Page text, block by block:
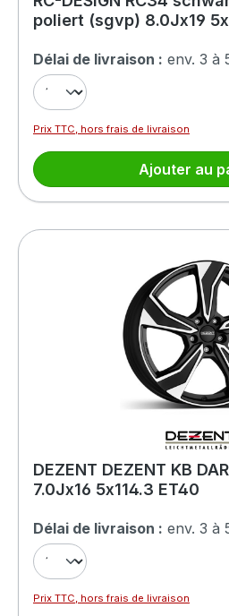
poliert (sgvp) 8.0Jx19
Délai de livraison : env. 3 à
Prix TTC, hors frais de livraison
Ajouter au
DEZENT DEZENT KB
7.0Jx16 5x114.3 ET40
Délai de livraison : env. 3 à
Prix TTC, hors frais de livraison